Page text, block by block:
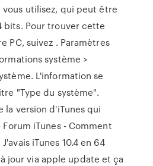
vous utilisez, qui peut être
bits. Pour trouver cette
PC, suivez . Paramètres
système >
L'information se
"Type du système".
la version d'iTunes qui
Forum iTunes - Comment
iTunes 10.4 en 64
jour via apple update et ça